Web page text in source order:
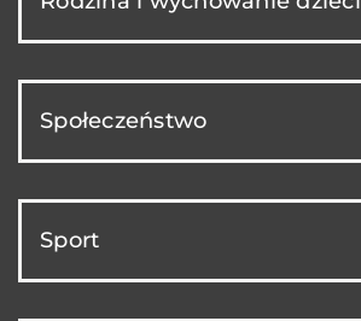
Społeczeństwo
Sport